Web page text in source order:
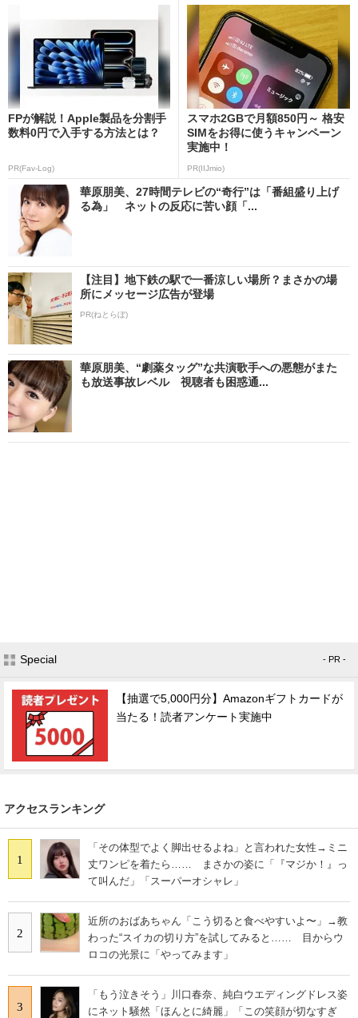
FPが解説！Apple製品を分割手
数料0円で入手する方法とは？
PR(Fav-Log)
スマホ2GBで月額850円～ 格安
SIMをお得に使うキャンペーン
実施中！
PR(IIJmio)
華原朋美、27時間テレビの“奇行”は「番組盛り上げ
る為」 ネットの反応に苦い顔「...
【注目】地下鉄の駅で一番涼しい場所？まさかの場
所にメッセージ広告が登場
PR(ねとらぼ)
華原朋美、“劇薬タッグ”な共演歌手への悪態がまた
も放送事故レベル 視聴者も困惑通...
Special - PR -
【抽選で5,000円分】Amazonギフトカードが
当たる！読者アンケート実施中
アクセスランキング
1
「その体型でよく脚出せるよね」と言われた女性→ミニ
丈ワンピを着たら…… まさかの姿に「『マジか！』っ
て叫んだ」「スーパーオシャレ」
2
近所のおばあちゃん「こう切ると食べやすいよ〜」→教
わった“スイカの切り方”を試してみると…… 目からウ
ロコの光景に「やってみます」
3
「もう泣きそう」川口春奈、純白ウエディングドレス姿
にネット騒然「ほんとに綺麗」「この笑顔が切なすぎ